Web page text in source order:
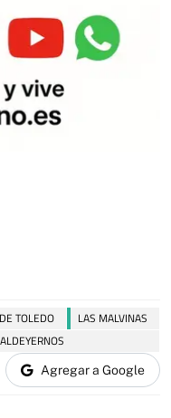
TOLEDO
LAS MALVINAS
Agregar a Google